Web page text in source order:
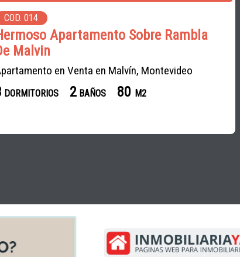
COD. 014
Apartamento Sobre Rambla
Malvin
en Venta en Malvín, Montevideo
DORMITORIOS 2 BAÑOS 80 M2